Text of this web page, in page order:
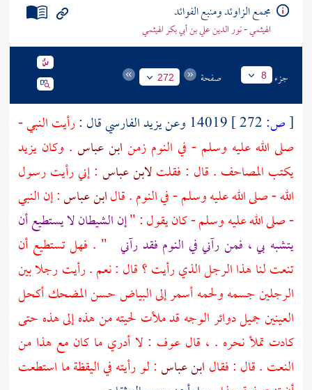
مجمع الزاوئد ومنبع الفوائد
الهيثمي - نور الدين علي بن أبي بكر الهيثمي
جزء 8 صفحة 272
[ص: 14019 وعن يزيد الفارسيقال :رأيت النبي -
صلى الله عليه وسلم - في النوم زمن ابن عباس . وكان يزيد
يكتب المصاحف . قال : فقلتلابن عباس : إني رأيت رسول
الله - صلى الله عليه وسلم - في النوم . قالابن عباس: إن النبي
- صلى الله عليه وسلم - كان يقول : "إن الشيطان لا يستطيع أن
يتشبه بي ، فمن رآني في النوم فقد رآني " . فهل تستطيع أن
تنعت لنا هذا الرجل الذي رأيت ؟ قال : نعم . رأيت رجلا بين
الرجلين جسمه ولحمه أسمر إلى البياض حسن المضحك أكحل
العينين جميل دوائر الوجه قد ملأت لحيته من هذه إلى هذه حتى
كادت تملأ نحره . ، قال عوف : لا أدري ما كان مع هذا من
النعت . قال : فقال ابن عباس: لو رأيته في اليقظة ما استطعت